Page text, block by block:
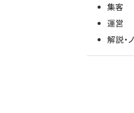
集客
運営
解説・